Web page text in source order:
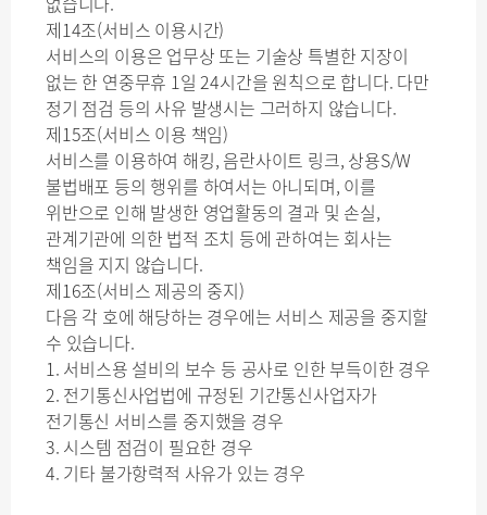
제14조(서비스 이용시간)
서비스의 이용은 업무상 또는 기술상 특별한 지장이
없는 한 연중무휴 1일 24시간을 원칙으로 합니다. 다만
정기 점검 등의 사유 발생시는 그러하지 않습니다.
제15조(서비스 이용 책임)
서비스를 이용하여 해킹, 음란사이트 링크, 상용S/W
불법배포 등의 행위를 하여서는 아니되며, 이를
위반으로 인해 발생한 영업활동의 결과 및 손실,
관계기관에 의한 법적 조치 등에 관하여는 회사는
책임을 지지 않습니다.
제16조(서비스 제공의 중지)
다음 각 호에 해당하는 경우에는 서비스 제공을 중지할
수 있습니다.
1. 서비스용 설비의 보수 등 공사로 인한 부득이한 경우
2. 전기통신사업법에 규정된 기간통신사업자가
전기통신 서비스를 중지했을 경우
3. 시스템 점검이 필요한 경우
4. 기타 불가항력적 사유가 있는 경우